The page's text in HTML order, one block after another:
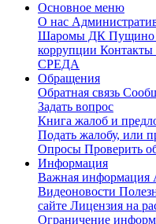
Основное меню
О нас
Шаромы ДК Пущино
коррупции Контакты
СРЕДА
Обращения
Обратная связь
Задать вопрос
Книга жалоб и
Подать жалобу, или
Опросы Проверить
Информация
Важная информация
Видеоновости
сайте Лицензия на
Ограничение